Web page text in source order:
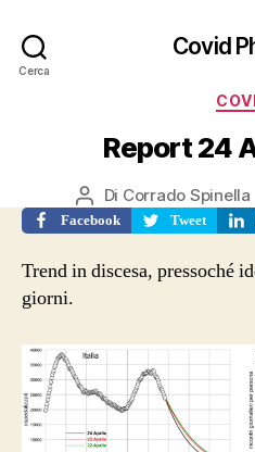
Cerca
Covid
Report 24
Autore
articolo
Di Corrado Spinella
Facebook Tweet
Trend in discesa, pressoché
giorni.